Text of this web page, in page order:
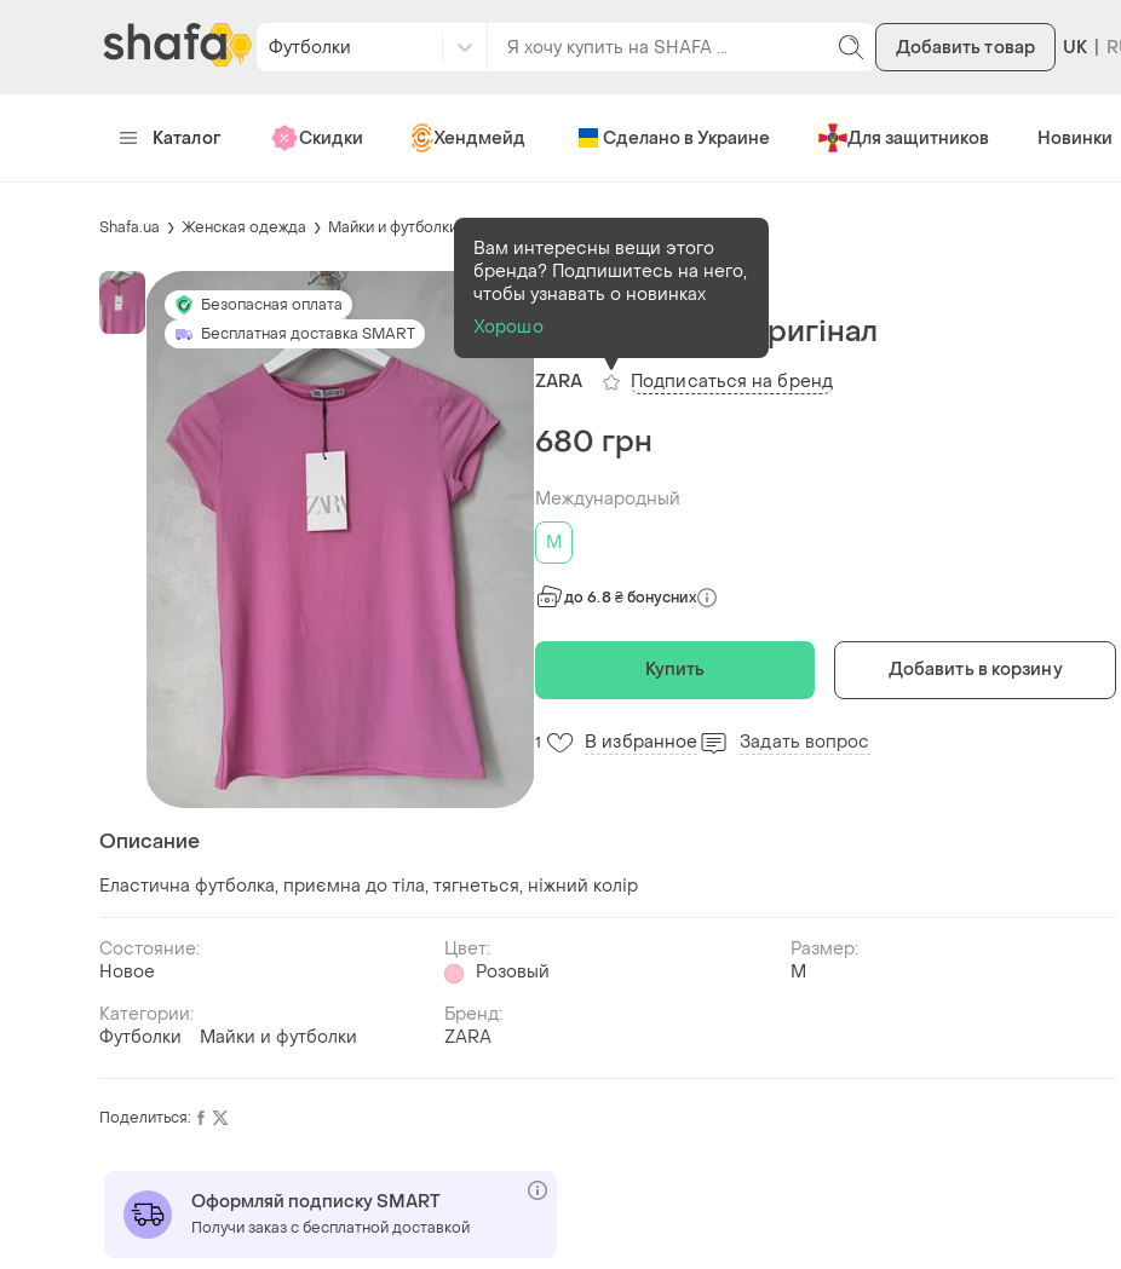
Футболки Добавить товар UK
Каталог Скидки Хендмейд Сделано в Украине Для защитников Новинки
Shafa.ua Женская одежда Майки и футболки
Безопасная оплата
Бесплатная доставка SMART
В наличии1 шт
Футболка zara оригінал
ZARA
Вам интересны вещи этого
бренда? Подпишитесь на него,
чтобы узнавать о новинках
Хорошо
Подписаться на бренд
680 грн
Международный
M
до 6.8 ₴ бонусних
Купить Добавить в корзину
1 В избранное Задать вопрос
Описание
Еластична футболка, приємна до тіла, тягнеться, ніжний колір
Состояние:
Новое
Цвет:
Розовый
Размер:
M
Категории:
Футболки
Майки и футболки
Бренд:
ZARA
Поделиться:
Оформляй подписку SMART
Получи заказ с бесплатной доставкой